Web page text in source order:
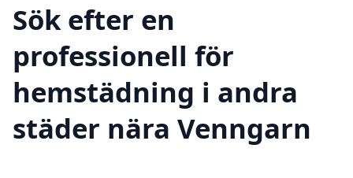
Sök efter en
professionell för
hemstädning i andra
städer nära Venngarn